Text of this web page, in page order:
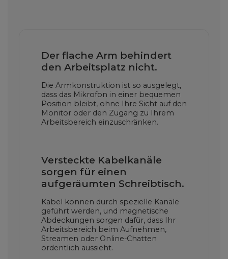
Der flache Arm behindert
den Arbeitsplatz nicht.
Die Armkonstruktion ist so ausgelegt,
dass das Mikrofon in einer bequemen
Position bleibt, ohne Ihre Sicht auf den
Monitor oder den Zugang zu Ihrem
Arbeitsbereich einzuschränken.
Versteckte Kabelkanäle
sorgen für einen
aufgeräumten Schreibtisch.
Kabel können durch spezielle Kanäle
geführt werden, und magnetische
Abdeckungen sorgen dafür, dass Ihr
Arbeitsbereich beim Aufnehmen,
Streamen oder Online-Chatten
ordentlich aussieht.